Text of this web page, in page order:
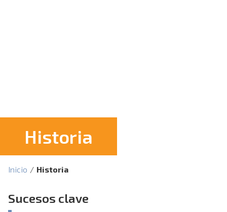
Historia
Inicio / Historia
Sucesos clave